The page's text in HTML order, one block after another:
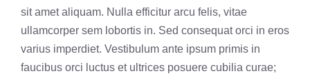
sit amet aliquam. Nulla efficitur arcu felis, vitae
ullamcorper sem lobortis in. Sed consequat orci in eros
varius imperdiet. Vestibulum ante ipsum primis in
faucibus orci luctus et ultrices posuere cubilia curae;